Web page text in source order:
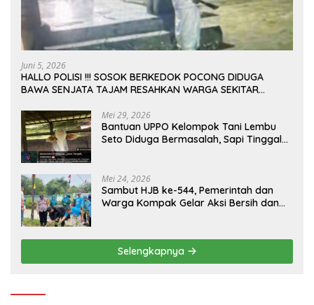
Juni 5, 2026
HALLO POLISI !!! SOSOK BERKEDOK POCONG DIDUGA
BAWA SENJATA TAJAM RESAHKAN WARGA SEKITAR
Mei 29, 2026
Bantuan UPPO Kelompok Tani Lembu
Seto Diduga Bermasalah, Sapi Tinggal
Mei 24, 2026
Sambut HJB ke-544, Pemerintah dan
Warga Kompak Gelar Aksi Bersih dan
Selengkapnya